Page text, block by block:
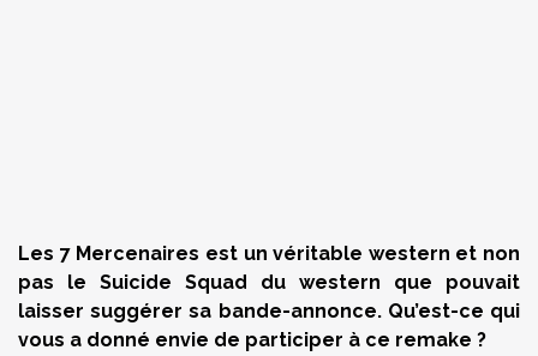
Les 7 Mercenaires est un véritable western et non
pas le Suicide Squad du western que pouvait
laisser suggérer sa bande-annonce. Qu’est-ce qui
vous a donné envie de participer à ce remake ?